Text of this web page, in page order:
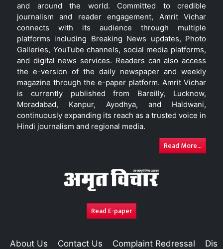
and around the world. Committed to credible
journalism and reader engagement, Amrit Vichar
connects with its audience through multiple
platforms including Breaking News updates, Photo
Galleries, YouTube channels, social media platforms,
and digital news services. Readers can also access
the e-version of the daily newspaper and weekly
magazine through the e-paper platform. Amrit Vichar
is currently published from Bareilly, Lucknow,
Moradabad, Kanpur, Ayodhya, and Haldwani,
continuously expanding its reach as a trusted voice in
Hindi journalism and regional media.
Read More...
Read E-paper
About Us Contact Us Complaint Redressal